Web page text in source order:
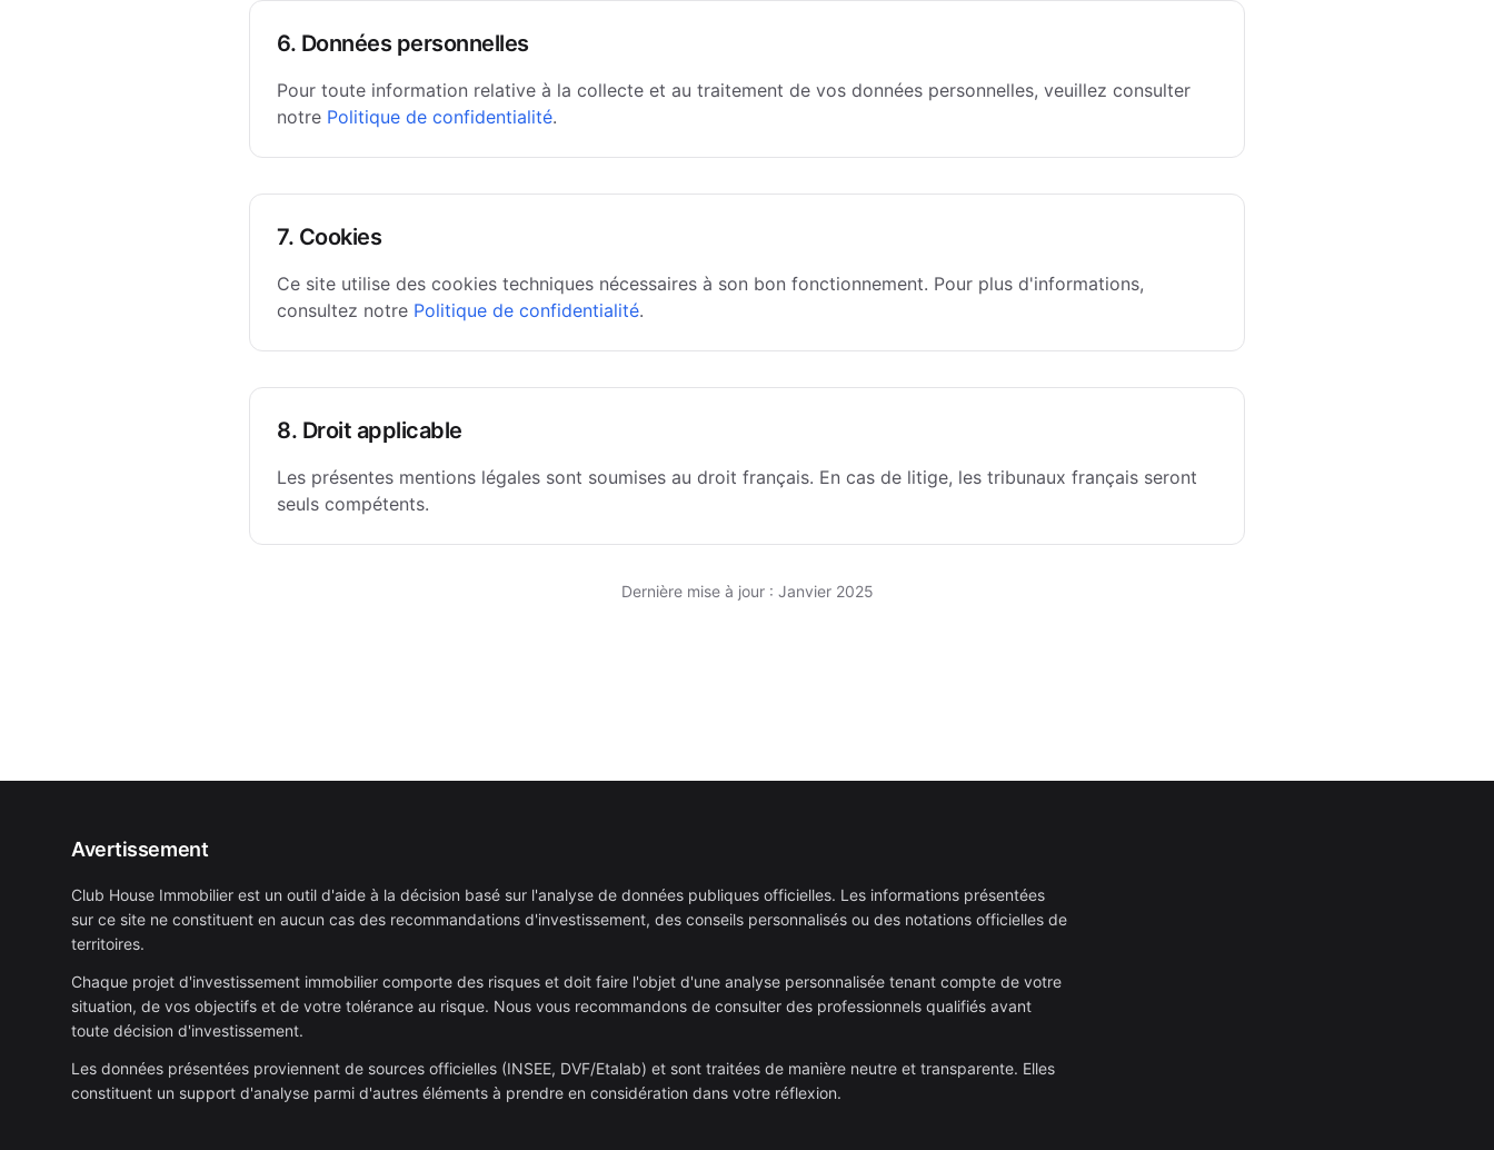
6. Données personnelles
Pour toute information relative à la collecte et au traitement de vos données personnelles, veuillez consulter
notre Politique de confidentialité.
7. Cookies
Ce site utilise des cookies techniques nécessaires à son bon fonctionnement. Pour plus d'informations,
consultez notre Politique de confidentialité.
8. Droit applicable
Les présentes mentions légales sont soumises au droit français. En cas de litige, les tribunaux français seront
seuls compétents.
Dernière mise à jour : Janvier 2025
Avertissement
Club House Immobilier est un outil d'aide à la décision basé sur l'analyse de données publiques officielles. Les informations présentées
sur ce site ne constituent en aucun cas des recommandations d'investissement, des conseils personnalisés ou des notations officielles de
territoires.
Chaque projet d'investissement immobilier comporte des risques et doit faire l'objet d'une analyse personnalisée tenant compte de votre
situation, de vos objectifs et de votre tolérance au risque. Nous vous recommandons de consulter des professionnels qualifiés avant
toute décision d'investissement.
Les données présentées proviennent de sources officielles (INSEE, DVF/Etalab) et sont traitées de manière neutre et transparente. Elles
constituent un support d'analyse parmi d'autres éléments à prendre en considération dans votre réflexion.